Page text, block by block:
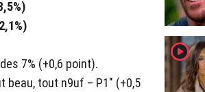
7% (+0,6 point).
beau, tout n9uf – P1" (+0,5
player2